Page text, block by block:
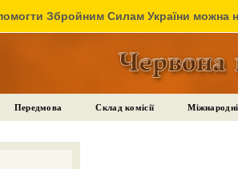
Збройним Силам України можна
Передмова Склад комісії